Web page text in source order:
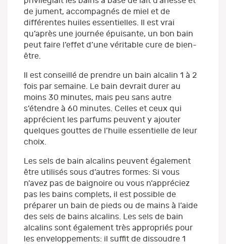
de jument, accompagnés de miel et de
différentes huiles essentielles. Il est vrai
qu’après une journée épuisante, un bon bain
peut faire l’effet d’une véritable cure de bien-
être.
Il est conseillé de prendre un bain alcalin 1 à 2
fois par semaine. Le bain devrait durer au
moins 30 minutes, mais peu sans autre
s’étendre à 60 minutes. Celles et ceux qui
apprécient les parfums peuvent y ajouter
quelques gouttes de l’huile essentielle de leur
choix.
Les sels de bain alcalins peuvent également
être utilisés sous d’autres formes: Si vous
n’avez pas de baignoire ou vous n’appréciez
pas les bains complets, il est possible de
préparer un bain de pieds ou de mains à l’aide
des sels de bains alcalins. Les sels de bain
alcalins sont également très appropriés pour
les enveloppements: il suffit de dissoudre 1